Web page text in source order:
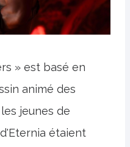
» est basé en
animé des
jeunes de
étaient